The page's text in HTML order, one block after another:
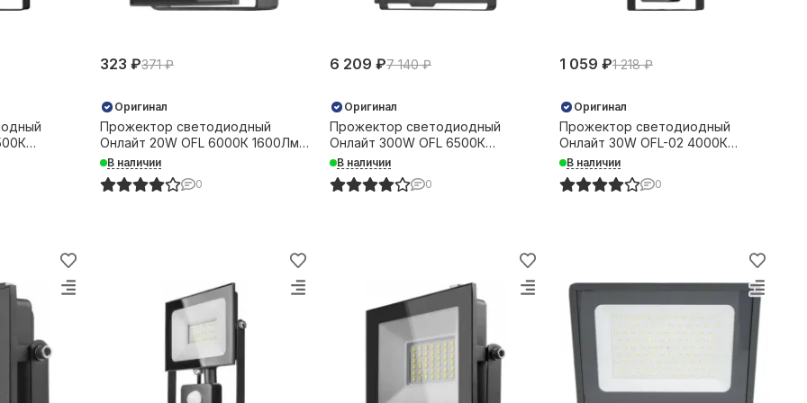
323 ₽371 ₽
Оригинал
Прожектор светодиодный
Онлайт 20W OFL 6000К 1600Лм
IP65 черный 31884
В наличии
0
6 209 ₽7 140 ₽
Оригинал
Прожектор светодиодный
Онлайт 300W OFL 6500К
26500Лм черный IP65 41180
В наличии
0
1 059 ₽1 218 ₽
Оригинал
Прожектор светодиодный
Онлайт 30W OFL-02 4000К
2400Лм IP65 с датчиком
движения черный 36193
В наличии
0